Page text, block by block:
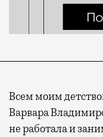
Всем моим
Варвара
не работала и